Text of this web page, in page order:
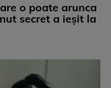
o poate arunca
secret a ieșit la